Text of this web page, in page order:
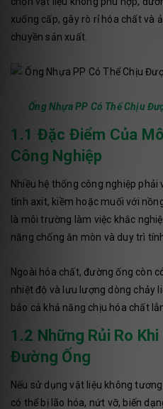
xuống cấp, gây rò rỉ hóa chất và
chuyền sản xuất.
Ống Nhựa PP Có Thể Chịu
1.1 Đặc Điểm Của
Công Nghiệp
Nhiều hệ thống công nghiệp
tính axit, kiềm hoặc muối với
là môi trường làm việc khắc
năng chống ăn mòn và duy trì
Ngoài hóa chất, đường ống còn
nhiệt độ và lưu lượng dòng chảy
bảo cả khả năng chịu hóa chất
1.2 Những Rủi Ro
Đường Ống
Nếu sử dụng vật liệu không
có thể bị lão hóa, nứt vỡ, biến